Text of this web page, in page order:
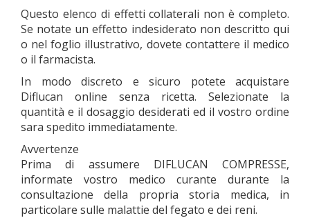
Questo elenco di effetti collaterali non è completo.
Se notate un effetto indesiderato non descritto qui
o nel foglio illustrativo, dovete contattere il medico
o il farmacista.
In modo discreto e sicuro potete acquistare
Diflucan online senza ricetta. Selezionate la
quantità e il dosaggio desiderati ed il vostro ordine
sara spedito immediatamente.
Avvertenze
Prima di assumere DIFLUCAN COMPRESSE,
informate vostro medico curante durante la
consultazione della propria storia medica, in
particolare sulle malattie del fegato e dei reni.